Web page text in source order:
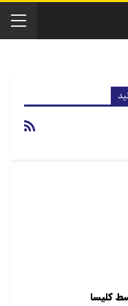
کلیسا